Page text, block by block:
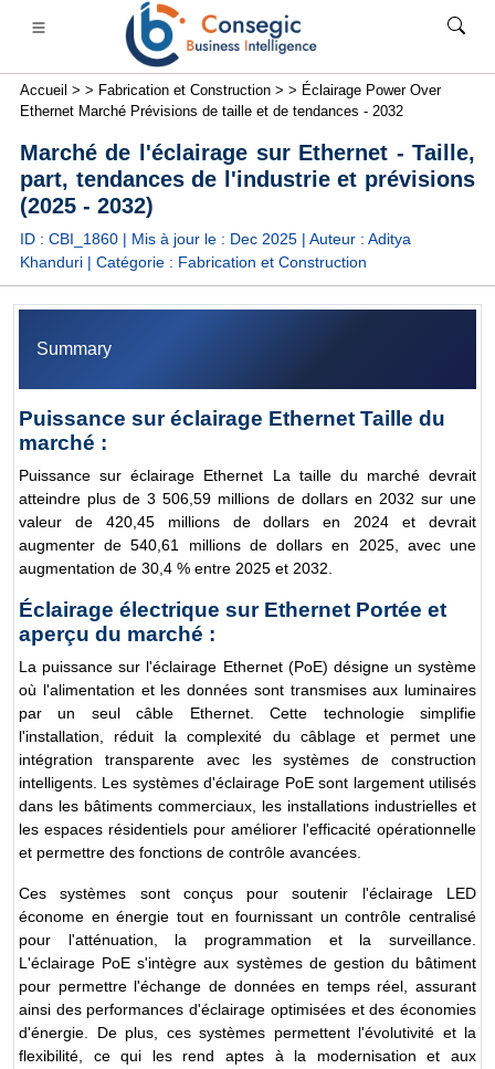
services financiers et assurance
• Biens de consommation
• étude de cas
Accueil > > Fabrication et Construction > > Éclairage Power Over
Ethernet Marché Prévisions de taille et de tendances - 2032
Marché de l'éclairage sur Ethernet - Taille,
part, tendances de l'industrie et prévisions
(2025 - 2032)
ID : CBI_1860 | Mis à jour le : Dec 2025| Auteur : Aditya
Khanduri| Catégorie : Fabrication et Construction
Summary
Puissance sur éclairage Ethernet Taille du
marché :
Puissance sur éclairage Ethernet La taille du marché devrait
atteindre plus de 3 506,59 millions de dollars en 2032 sur une
valeur de 420,45 millions de dollars en 2024 et devrait
augmenter de 540,61 millions de dollars en 2025, avec une
augmentation de 30,4 % entre 2025 et 2032.
Éclairage électrique sur Ethernet Portée et
aperçu du marché :
La puissance sur l'éclairage Ethernet (PoE) désigne un système
où l'alimentation et les données sont transmises aux luminaires
par un seul câble Ethernet. Cette technologie simplifie
l'installation, réduit la complexité du câblage et permet une
intégration transparente avec les systèmes de construction
intelligents. Les systèmes d'éclairage PoE sont largement utilisés
dans les bâtiments commerciaux, les installations industrielles et
les espaces résidentiels pour améliorer l'efficacité opérationnelle
et permettre des fonctions de contrôle avancées.
Ces systèmes sont conçus pour soutenir l'éclairage LED
économe en énergie tout en fournissant un contrôle centralisé
pour l'atténuation, la programmation et la surveillance.
L'éclairage PoE s'intègre aux systèmes de gestion du bâtiment
pour permettre l'échange de données en temps réel, assurant
ainsi des performances d'éclairage optimisées et des économies
d'énergie. De plus, ces systèmes permettent l'évolutivité et la
flexibilité, ce qui les rend aptes à la modernisation et aux